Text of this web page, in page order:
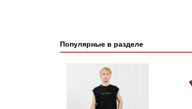
Популярные в разделе